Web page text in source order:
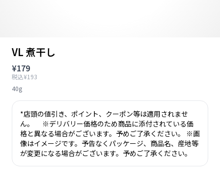
VL 煮干し
¥179
税込¥193
40g
*店頭の値引き、ポイント、クーポン等は適用されませ
ん。 ※デリバリー価格のため商品に添付されている価
格と異なる場合がございます。予めご了承ください。 ※画
像はイメージです。予告なくパッケージ、商品名、産地等
が変更になる場合がございます。予めご了承ください。